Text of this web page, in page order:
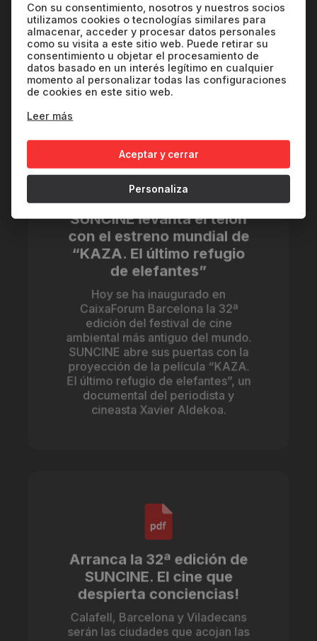
ambiental, el documental muestra
la belleza y fragilidad de los
paisajes polares y hace un
llamamiento urgente a la acción
climática.
SUNCINE levanta el telón
con el estreno mundial de
“KAZA. El último refugio
de elefantes”
Hoy se ha inaugurado en
CaixaForum Barcelona la 32ª
edición del festival de cine
ambiental más antiguo del mundo.
SUNCINE abre sus puertas con la
proyección de la película “KAZA.
El último refugio de elefantes”, un
documental del periodista y
cineasta Xavier Aldekoa.
Arranca la 32ª edición de
SUNCINE. El cine que
despierta conciencias!
Calafell, Barcelona y Viladecans
serán las ciudades que acojan las
Con su consentimiento, nosotros y nuestros socios
utilizamos cookies o tecnologías similares para
almacenar, acceder y procesar datos personales
como su visita a este sitio web. Puede retirar su
consentimiento u objetar el procesamiento de
datos basado en un interés legítimo en cualquier
momento al personalizar todas las configuraciones
de cookies en este sitio web.
Leer más
Aceptar y cerrar
Personaliza